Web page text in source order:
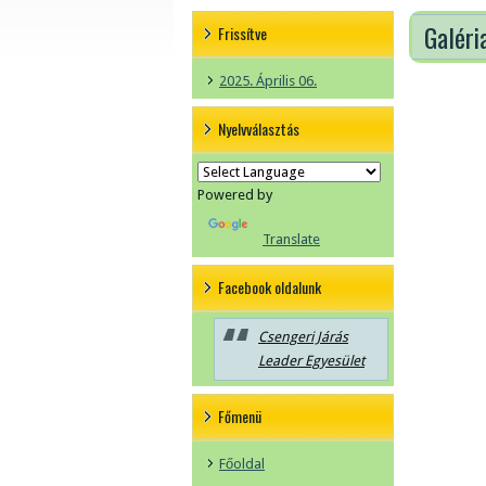
Frissítve
2025. Április 06.
Nyelvválasztás
Powered by
Translate
Facebook oldalunk
Csengeri Járás
Leader Egyesület
Főmenü
Főoldal